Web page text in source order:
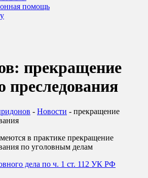
помощь
прекращение
преследования
- Новости - прекращение
в практике прекращение
по уголовным делам